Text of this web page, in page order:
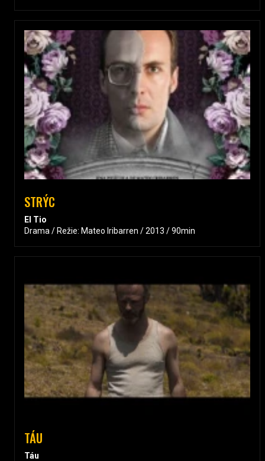
STRÝC
El Tio
Drama / Režie: Mateo Iribarren / 2013 / 90min
TÁU
Táu